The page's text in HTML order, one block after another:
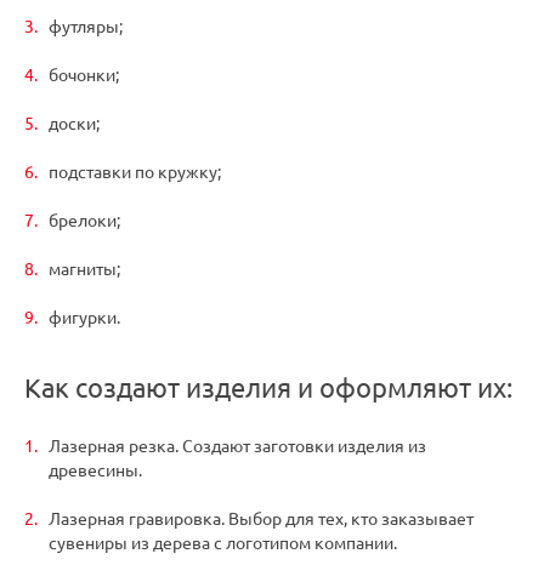
футляры;
бочонки;
доски;
подставки по кружку;
брелоки;
магниты;
фигурки.
Как создают изделия и оформляют их:
Лазерная резка. Создают заготовки изделия из
древесины.
Лазерная гравировка. Выбор для тех, кто заказывает
сувениры из дерева с логотипом компании.